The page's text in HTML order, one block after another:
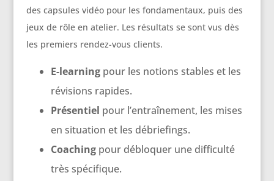
des capsules vidéo pour les fondamentaux, puis des
jeux de rôle en atelier. Les résultats se sont vus dès
les premiers rendez-vous clients.
E-learningpour les notions stables et les
révisions rapides.
Présentiel pour l’entraînement, les mises
en situation et les débriefings.
Coachingpour débloquer une difficulté
très spécifique.